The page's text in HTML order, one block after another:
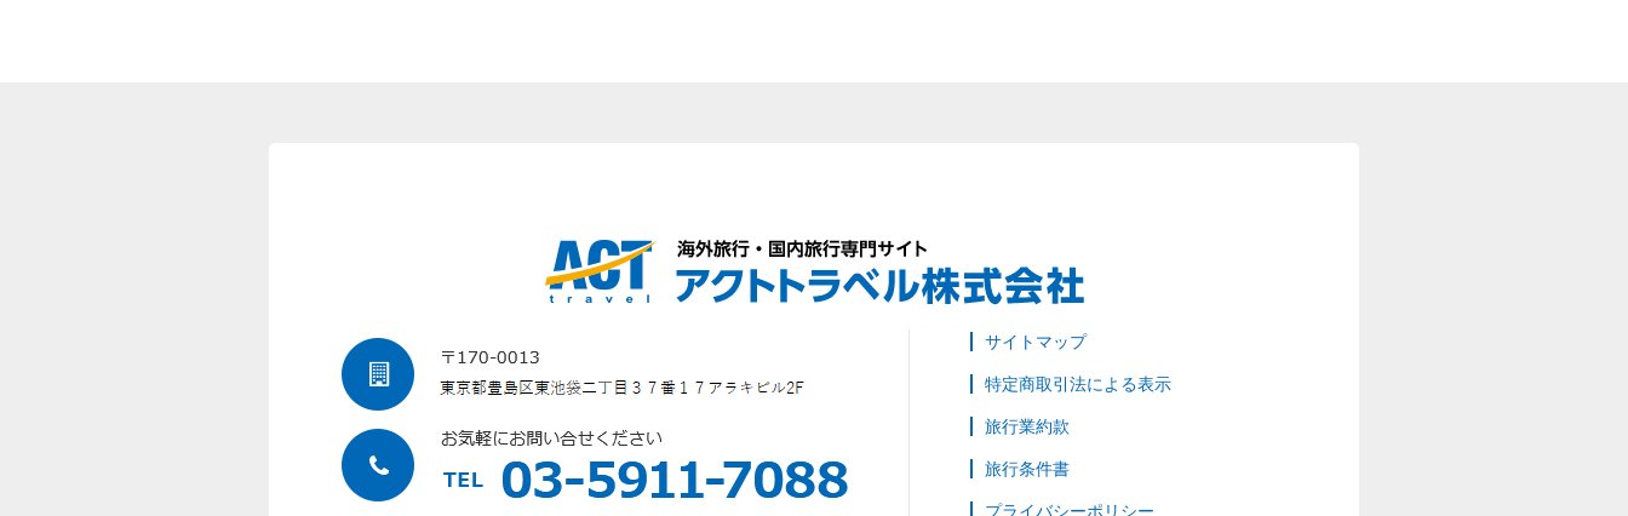
サイトマップ
特定商取引法による表示
旅行業約款
旅行条件書
プライバシーポリシー